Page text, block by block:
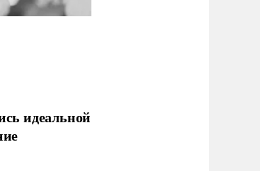
идеальной